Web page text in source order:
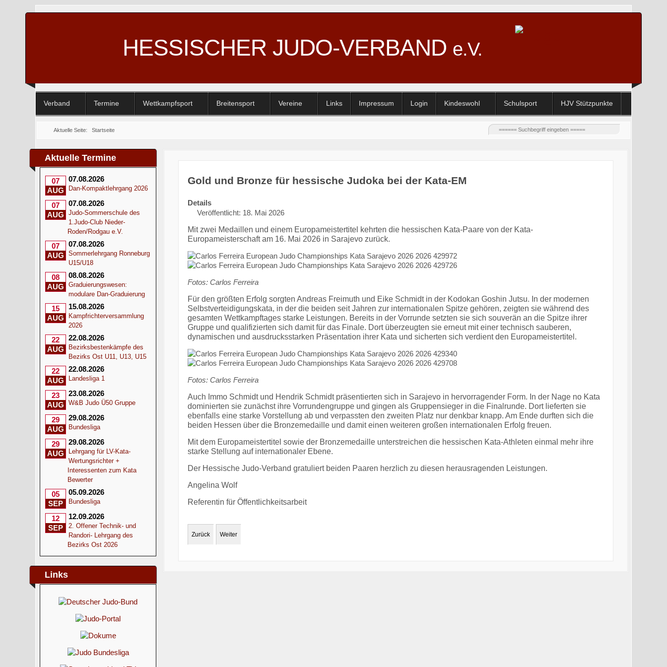
HESSISCHER JUDO-VERBAND e.V.
Verband Termine Wettkampfsport Breitensport Vereine Links Impressum Login Kindeswohl Schulsport HJV Stützpunkte
Aktuelle Seite:Startseite
Aktuelle Termine
07
AUG
07.08.2026
Dan-Kompaktlehrgang 2026
07
AUG
07.08.2026
Judo-Sommerschule des
1.Judo-Club Nieder-
Roden/Rodgau e.V.
07
AUG
07.08.2026
Sommerlehrgang Ronneburg
U15/U18
08
AUG
08.08.2026
Graduierungswesen:
modulare Dan-Graduierung
15
AUG
15.08.2026
Kampfrichterversammlung
2026
22
AUG
22.08.2026
Bezirksbestenkämpfe des
Bezirks Ost U11, U13, U15
22
AUG
22.08.2026
Landesliga 1
23
AUG
23.08.2026
W&B Judo Ü50 Gruppe
29
AUG
29.08.2026
Bundesliga
29
AUG
29.08.2026
Lehrgang für LV-Kata-
Wertungsrichter +
Interessenten zum Kata
Bewerter
05
SEP
05.09.2026
Bundesliga
12
SEP
12.09.2026
2. Offener Technik- und
Randori- Lehrgang des
Bezirks Ost 2026
Links
Gold und Bronze für hessische Judoka bei der Kata-EM
Details
Veröffentlicht: 18. Mai 2026
Mit zwei Medaillen und einem Europameistertitel kehrten die hessischen Kata-Paare von der Kata-
Europameisterschaft am 16. Mai 2026 in Sarajevo zurück.
Fotos: Carlos Ferreira
Für den größten Erfolg sorgten Andreas Freimuth und Eike Schmidtin der Kodokan Goshin Jutsu. In der modernen
Selbstverteidigungskata, in der die beiden seit Jahren zur internationalen Spitze gehören, zeigten sie während des
gesamten Wettkampftages starke Leistungen. Bereits in der Vorrunde setzten sie sich souverän an die Spitze ihrer
Gruppe und qualifizierten sich damit für das Finale. Dort überzeugten sie erneut mit einer technisch sauberen,
dynamischen und ausdrucksstarken Präsentation ihrer Kata und sicherten sich verdient den Europameistertitel.
Fotos: Carlos Ferreira
Auch Immo Schmidtund Hendrik Schmidtpräsentierten sich in Sarajevo in hervorragender Form. In der Nage no Kata
dominierten sie zunächst ihre Vorrundengruppe und gingen als Gruppensieger in die Finalrunde. Dort lieferten sie
ebenfalls eine starke Vorstellung ab und verpassten den zweiten Platz nur denkbar knapp. Am Ende durften sich die
beiden Hessen über die Bronzemedaille und damit einen weiteren großen internationalen Erfolg freuen.
Mit dem Europameistertitel sowie der Bronzemedaille unterstreichen die hessischen Kata-Athleten einmal mehr ihre
starke Stellung auf internationaler Ebene.
Der Hessische Judo-Verband gratuliert beiden Paaren herzlich zu diesen herausragenden Leistungen.
Angelina Wolf
Referentin für Öffentlichkeitsarbeit
Zurück Weiter